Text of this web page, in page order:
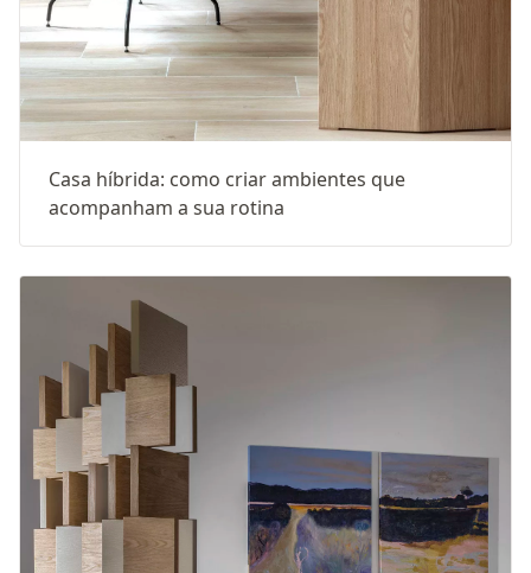
Casa híbrida: como criar ambientes que
acompanham a sua rotina